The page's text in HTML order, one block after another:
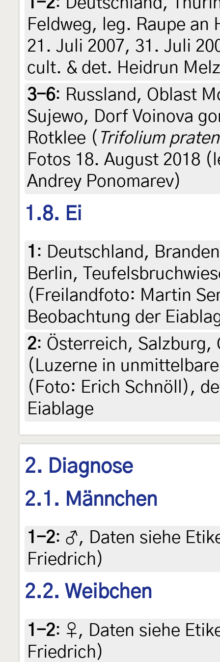
Feldweg, leg. Raupe an
21. Juli 2007, 31. Juli
cult. & det. Heidrun
3-6: Russland, Oblast
Sujewo, Dorf Voinova
Rotklee ( Trifolium
Fotos 18. August 2018
Andrey Ponomarev)
1.8. Ei
1 : Deutschland,
Berlin,
(Freilandfoto: Martin
Beobachtung der
2: Österreich,
(Luzerne in
(Foto: Erich Schnöll),
Eiablage
2. Diagnose
2.1. Männchen
1-2: ♂, Daten siehe
Friedrich)
2.2. Weibchen
1-2: ♀, Daten siehe
Friedrich)